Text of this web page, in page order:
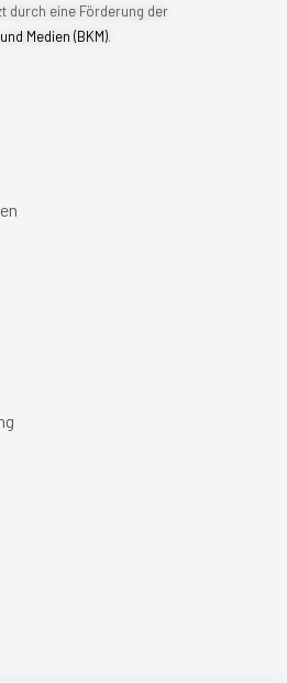
durch eine Förderung der
Medien (BKM).